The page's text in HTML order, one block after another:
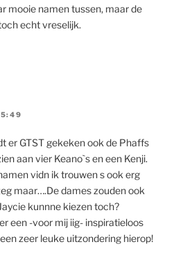
mooie namen tussen, maar de
echt vreselijk.
er GTST gekeken ook de Phaffs
aan vier Keano`s en een Kenji.
vidn ik trouwen s ook erg
maar….De dames zouden ook
kunnne kiezen toch?
een -voor mij iig- inspiratieloos
zeer leuke uitzondering hierop!